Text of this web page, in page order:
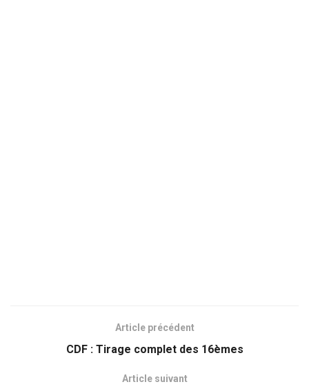
Article précédent
CDF : Tirage complet des 16èmes
Article suivant